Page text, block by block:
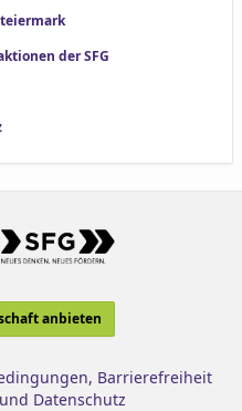
der SFG
anbieten
Barrierefreiheit
und Datenschutz